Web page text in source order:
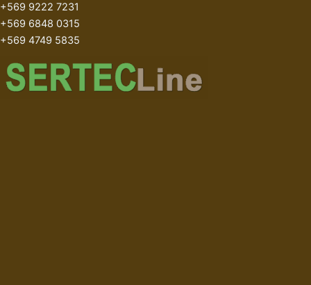
+569 9222 7231
+569 6848 0315
+569 4749 5835